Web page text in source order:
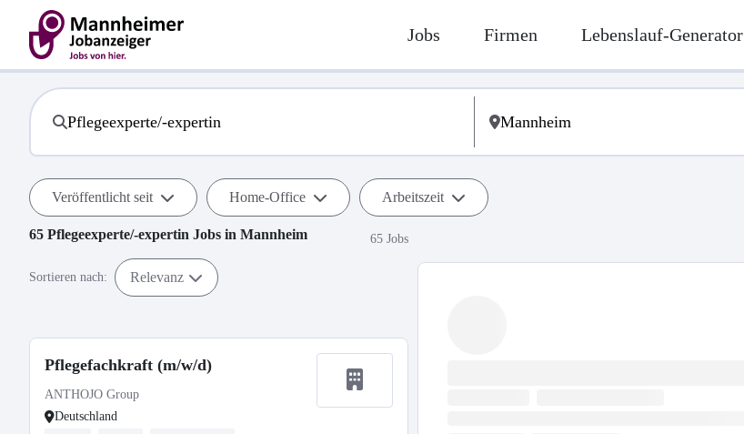
Jobs Firmen Lebenslauf-Generator
Veröffentlicht seit Home-Office Arbeitszeit
65 Pflegeexperte/-expertin Jobs in Mannheim 65 Jobs
Sortieren nach: Relevanz
Pflegefachkraft (m/w/d)
ANTHOJO Group
Deutschland